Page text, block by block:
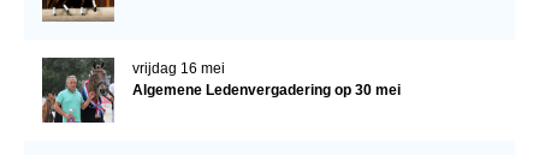
vrijdag 16 mei
Algemene Ledenvergadering op 30 mei